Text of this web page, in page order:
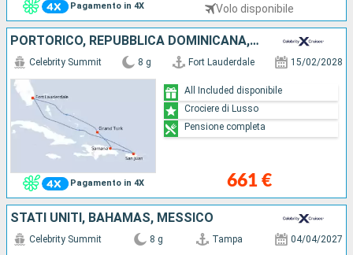
Pagamento in 4X Volo disponibile
PORTORICO, REPUBBLICA DOMINICANA, ISOLE TURKS E CAICOS, STATI UNITI
Pagamento in 4X
Celebrity Summit 8 g Fort Lauderdale 15/02/2028
661 €
All Included disponibile
Crociere di Lusso
Pensione completa
STATI UNITI, BAHAMAS, MESSICO
Celebrity Summit 8 g Tampa 04/04/2027